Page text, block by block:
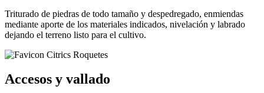
Triturado de piedras de todo tamaño y despedregado, enmiendas
mediante aporte de los materiales indicados, nivelación y labrado
dejando el terreno listo para el cultivo.
Accesos y vallado